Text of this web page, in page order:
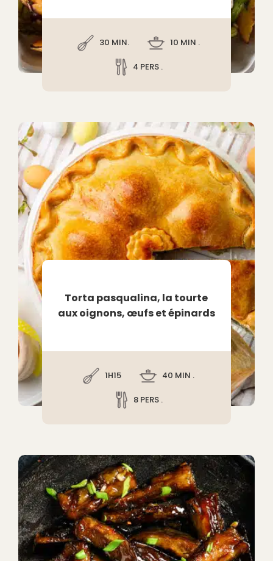
30 MIN. 10 MIN .
4 PERS .
Torta pasqualina, la tourte
aux oignons, œufs et épinards
1H15 40 MIN .
8 PERS .